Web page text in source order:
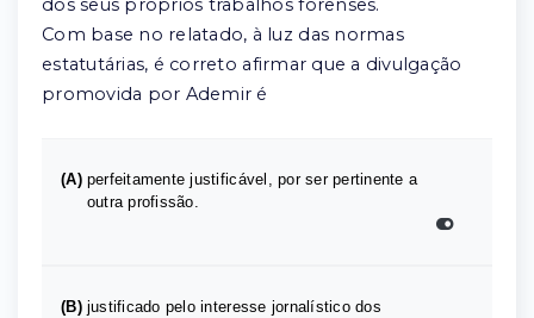
dos seus próprios trabalhos forenses.
Com base no relatado, à luz das normas
estatutárias, é correto afirmar que a divulgação
promovida por Ademir é
(A) perfeitamente justificável, por ser pertinente a
outra profissão.
(B) justificado pelo interesse jornalístico dos